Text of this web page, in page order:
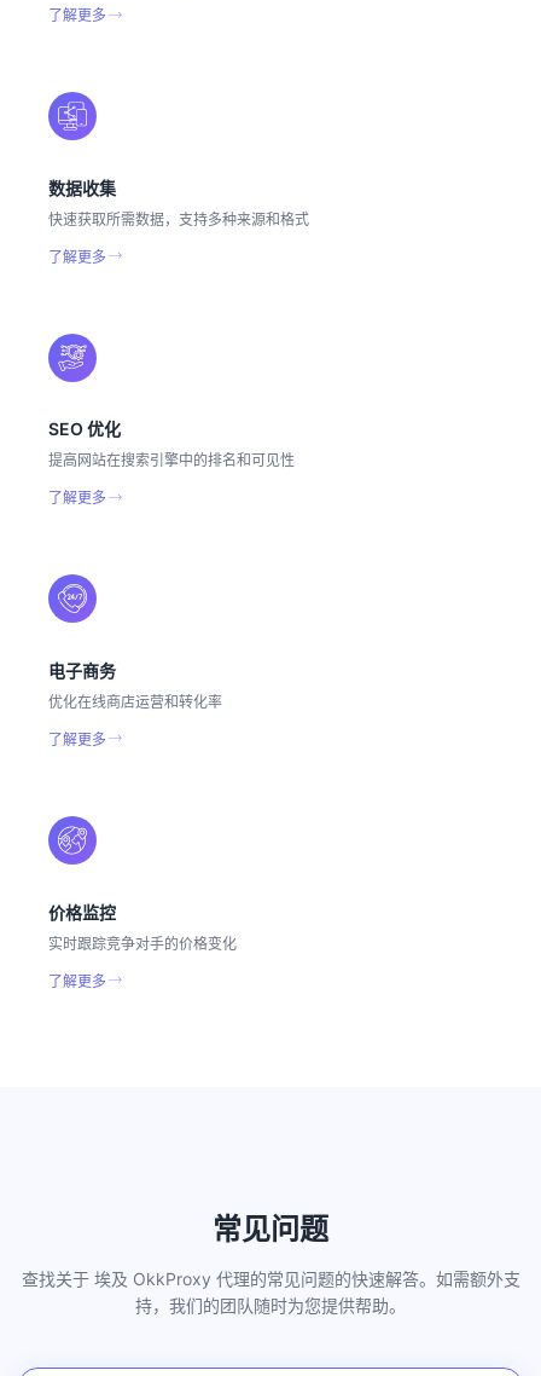
了解更多
数据收集
快速获取所需数据，支持多种来源和格式
了解更多
SEO 优化
提高网站在搜索引擎中的排名和可见性
了解更多
电子商务
优化在线商店运营和转化率
了解更多
价格监控
实时跟踪竞争对手的价格变化
了解更多
常见问题
查找关于 埃及 OkkProxy 代理的常见问题的快速解答。如需额外支
持，我们的团队随时为您提供帮助。